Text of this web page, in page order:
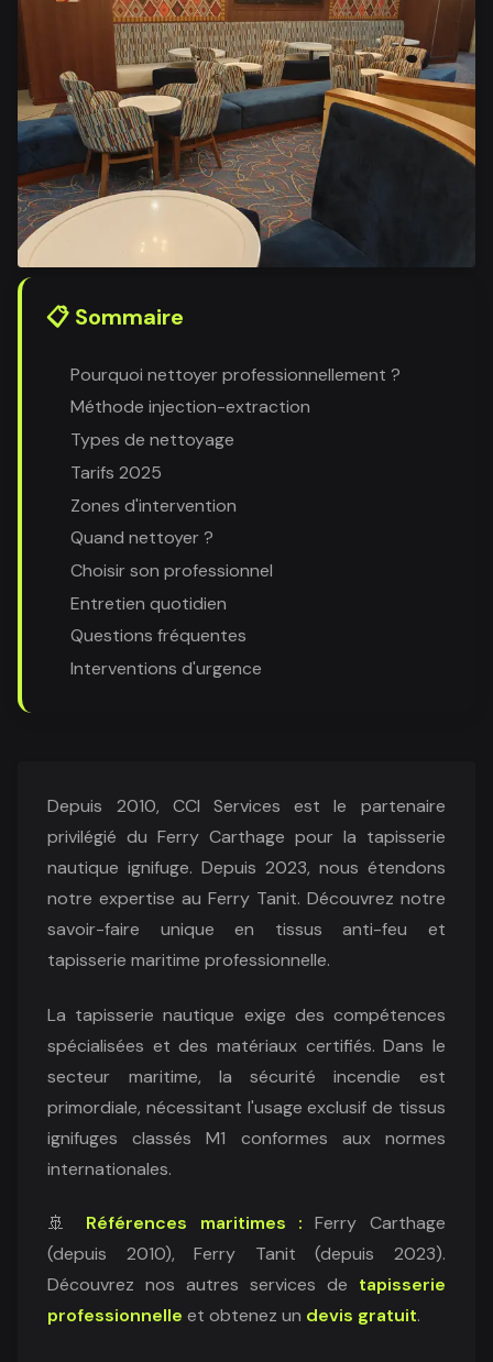
📋 Sommaire
Pourquoi nettoyer professionnellement ?
Méthode injection-extraction
Types de nettoyage
Tarifs 2025
Zones d'intervention
Quand nettoyer ?
Choisir son professionnel
Entretien quotidien
Questions fréquentes
Interventions d'urgence
Depuis 2010, CCI Services est le partenaire
privilégié du Ferry Carthage pour la tapisserie
nautique ignifuge. Depuis 2023, nous étendons
notre expertise au Ferry Tanit. Découvrez notre
savoir-faire unique en tissus anti-feu et
tapisserie maritime professionnelle.
La tapisserie nautique exige des compétences
spécialisées et des matériaux certifiés. Dans le
secteur maritime, la sécurité incendie est
primordiale, nécessitant l'usage exclusif de tissus
ignifuges classés M1 conformes aux normes
internationales.
🚢 Références maritimes : Ferry Carthage
(depuis 2010), Ferry Tanit (depuis 2023).
Découvrez nos autres services de tapisserie
professionnelle et obtenez un devis gratuit.